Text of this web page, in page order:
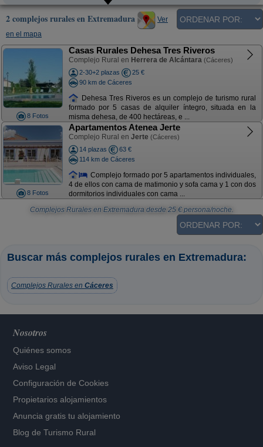
2 complejos rurales en Extremadura
Ver
en el mapa
8 Fotos
Casas Rurales Dehesa Tres Riveros
Complejo Rural en Herrera de Alcántara (Cáceres)
2-30+2 plazas
25 €
90 km de Cáceres
Dehesa Tres Riveros es un complejo de turismo rural
formado por 5 casas de alquiler íntegro, situada en la
misma dehesa, de 400 hectáreas, e ...
8 Fotos
Apartamentos Atenea Jerte
Complejo Rural en Jerte (Cáceres)
14 plazas
63 €
114 km de Cáceres
Complejo formado por 5 apartamentos individuales,
4 de ellos con cama de matimonio y sofa cama y 1 con dos
dormitorios individuales con cama ...
Complejos Rurales en Extremadura desde 25€ persona/noche.
Buscar más complejos rurales en Extremadura:
Complejos Rurales en Cáceres
Nosotros
Quiénes somos
Aviso Legal
Configuración de Cookies
Propietarios alojamientos
Anuncia gratis tu alojamiento
Blog de Turismo Rural